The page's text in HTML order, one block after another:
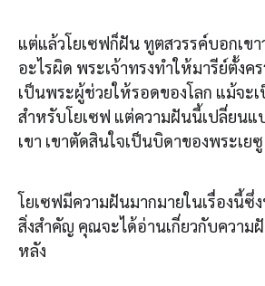
แต่แล้วโยเซฟก็ฝัน ทูตสวรรค์บอกเขา
อะไรผิด พระเจ้าทรงทำให้มารีย์ตั้งค
เป็นพระผู้ช่วยให้รอดของโลก แม้จะเ
สำหรับโยเซฟ แต่ความฝันนี้เปลี่ยนแ
เขา เขาตัดสินใจเป็นบิดาของพระเยซู
โยเซฟมีความฝันมากมายในเรื่องนี้ซึ่ง
สิ่งสำคัญ คุณจะได้อ่านเกี่ยวกับความ
หลัง